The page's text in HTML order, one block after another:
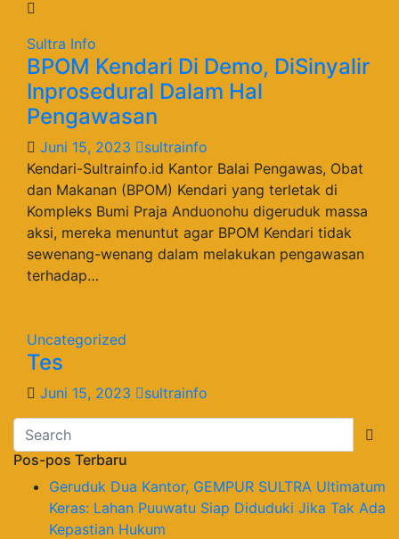
Sultra Info
BPOM Kendari Di Demo, DiSinyalir
Inprosedural Dalam Hal
Pengawasan
Juni 15, 2023
sultrainfo
Kendari-Sultrainfo.id Kantor Balai Pengawas, Obat
dan Makanan (BPOM) Kendari yang terletak di
Kompleks Bumi Praja Anduonohu digeruduk massa
aksi, mereka menuntut agar BPOM Kendari tidak
sewenang-wenang dalam melakukan pengawasan
terhadap…
Uncategorized
Tes
Juni 15, 2023 sultrainfo
Pos-pos Terbaru
Geruduk Dua Kantor, GEMPUR SULTRA Ultimatum
Keras: Lahan Puuwatu Siap Diduduki Jika Tak Ada
Kepastian Hukum